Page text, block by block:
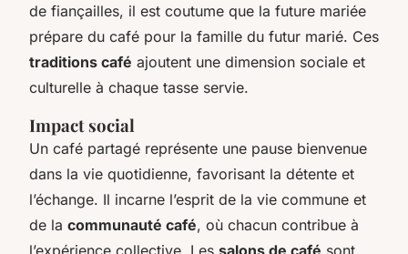
de fiançailles, il est coutume que la future mariée
prépare du café pour la famille du futur marié. Ces
traditions café ajoutent une dimension sociale et
culturelle à chaque tasse servie.
Impact social
Un café partagé représente une pause bienvenue
dans la vie quotidienne, favorisant la détente et
l’échange. Il incarne l’esprit de la vie commune et
de la communauté café, où chacun contribue à
l’expérience collective. Les salons de café sont